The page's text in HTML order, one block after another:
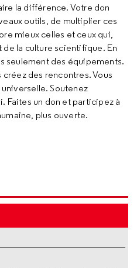
la différence. Votre don
outils, de multiplier ces
mieux celles et ceux qui,
de la culture scientifique. En
seulement des équipements.
des rencontres. Vous
Soutenez
Faites un don et participez à
plus ouverte.